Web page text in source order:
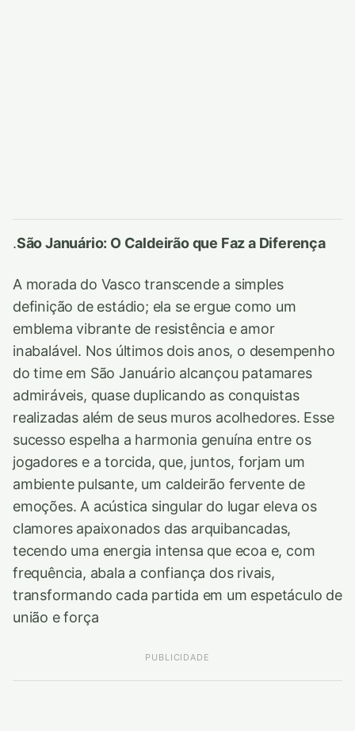
.São Januário: O Caldeirão que Faz a Diferença
A morada do Vasco transcende a simples
definição de estádio; ela se ergue como um
emblema vibrante de resistência e amor
inabalável. Nos últimos dois anos, o desempenho
do time em São Januário alcançou patamares
admiráveis, quase duplicando as conquistas
realizadas além de seus muros acolhedores. Esse
sucesso espelha a harmonia genuína entre os
jogadores e a torcida, que, juntos, forjam um
ambiente pulsante, um caldeirão fervente de
emoções. A acústica singular do lugar eleva os
clamores apaixonados das arquibancadas,
tecendo uma energia intensa que ecoa e, com
frequência, abala a confiança dos rivais,
transformando cada partida em um espetáculo de
união e força
PUBLICIDADE